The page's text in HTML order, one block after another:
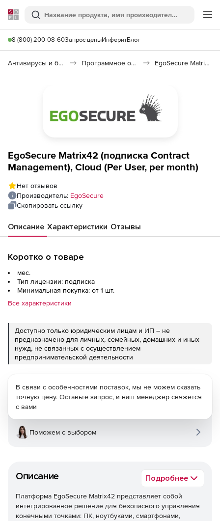
Softline
Поиск
8 (800) 200-08-60Запрос ценыИнферитБлог
Антивирусы и безопасность Программное обеспечение для контроля доступа EgoSecure Matrix42
EgoSecure Matrix42 (подписка Contract
Management), Cloud (Per User, per month)
Нет отзывов
Производитель: EgoSecure
Скопировать ссылку
Описание Характеристики Отзывы
Коротко о товаре
мес.
Тип лицензии: подписка
Минимальная покупка: от 1 шт.
Все характеристики
Доступно только юридическим лицам и ИП – не
предназначено для личных, семейных, домашних и иных
нужд, не связанных с осуществлением
предпринимательской деятельности
Описание Подробнее
Платформа EgoSecure Matrix42 представляет собой
интегрированное решение для безопасного управления
конечными точками: ПК, ноутбуками, смартфонами,
В связи с особенностями поставок, мы не можем сказать
точную цену. Оставьте запрос, и наш менеджер свяжется
с вами
Поможем с выбором